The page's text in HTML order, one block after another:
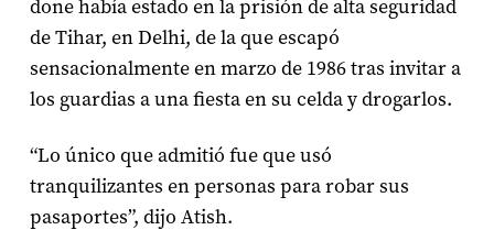
done había estado en la prisión de alta seguridad
de Tihar, en Delhi, de la que escapó
sensacionalmente en marzo de 1986 tras invitar a
los guardias a una fiesta en su celda y drogarlos.
“Lo único que admitió fue que usó
tranquilizantes en personas para robar sus
pasaportes”, dijo Atish.